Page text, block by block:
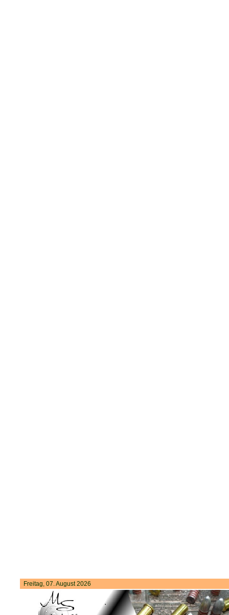
Freitag, 07. August 2026